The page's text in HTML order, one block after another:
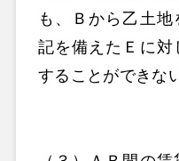
も、Ｂから乙土
記を備えたＥに
することができな